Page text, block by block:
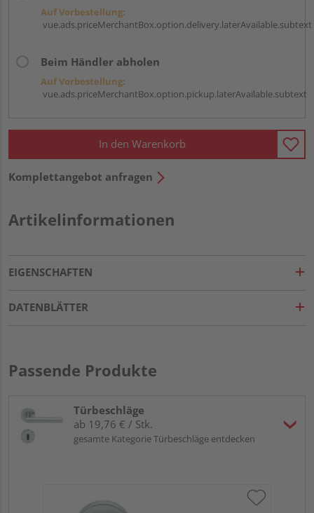
Auf Vorbestellung:
vue.ads.priceMerchantBox.option.delivery.laterAvailable.subtext
Beim Händler abholen
Auf Vorbestellung:
vue.ads.priceMerchantBox.option.pickup.laterAvailable.subtext
In den Warenkorb
Komplettangebot anfragen
Artikelinformationen
EIGENSCHAFTEN
DATENBLÄTTER
Passende Produkte
Türbeschläge
ab 19,76 € / Stk.
gesamte Kategorie Türbeschläge entdecken